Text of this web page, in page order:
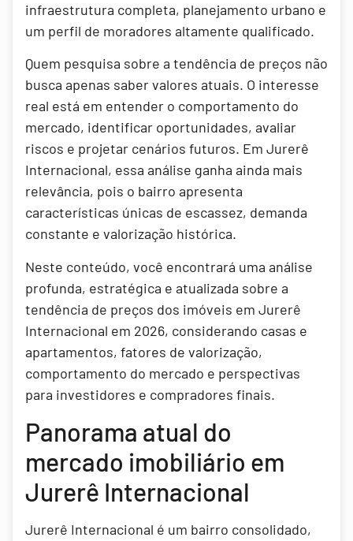
infraestrutura completa, planejamento urbano e
um perfil de moradores altamente qualificado.
Quem pesquisa sobre a tendência de preços não
busca apenas saber valores atuais. O interesse
real está em entender o comportamento do
mercado, identificar oportunidades, avaliar
riscos e projetar cenários futuros. Em Jurerê
Internacional, essa análise ganha ainda mais
relevância, pois o bairro apresenta
características únicas de escassez, demanda
constante e valorização histórica.
Neste conteúdo, você encontrará uma análise
profunda, estratégica e atualizada sobre a
tendência de preços dos imóveis em Jurerê
Internacional em 2026, considerando casas e
apartamentos, fatores de valorização,
comportamento do mercado e perspectivas
para investidores e compradores finais.
Panorama atual do
mercado imobiliário em
Jurerê Internacional
Jurerê Internacional é um bairro consolidado,